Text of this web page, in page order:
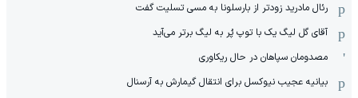
رئال مادرید زودتر از بارسلونا به مسی تسلیت گفت
آقای گل لیگ یک با توپ پُر به لیگ برتر می‌آید
مصدومان سپاهان در حال ریکاوری
بیانیه عجیب نیوکسل برای انتقال گیمارش به آرسنال